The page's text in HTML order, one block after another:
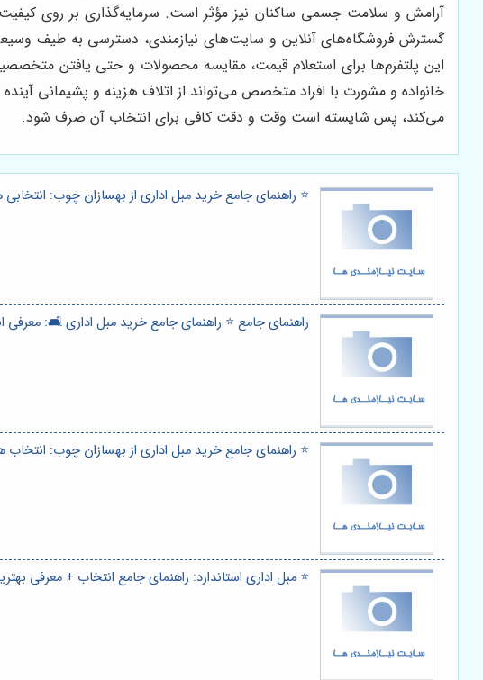
آرامش و سلامت جسمی ساکنان نیز مؤثر است. سرمایه‌گذاری بر روی
گسترش فروشگاه‌های آنلاین و سایت‌های نیازمندی، دسترسی به طیف
این پلتفرم‌ها برای استعلام قیمت، مقایسه محصولات و حتی یافتن
خانواده و مشورت با افراد متخصص می‌تواند از اتلاف هزینه و پشیمانی
می‌کند، پس شایسته است وقت و دقت کافی برای انتخاب آن صرف شود.
⭐️ راهنمای جامع خرید مبل اداری از بهسازان چوب:
راهنمای جامع ⭐️ راهنمای جامع خرید مبل اداری 🛋️: معرفی
⭐️ راهنمای جامع خرید مبل اداری از بهسازان چوب:
⭐️ مبل اداری استاندارد: راهنمای جامع انتخاب + معرفی